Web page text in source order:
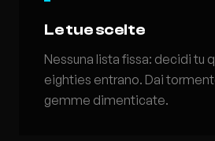
Le tue scelte
Nessuna lista fissa: decidi tu
eighties entrano. Dai
gemme dimenticate.